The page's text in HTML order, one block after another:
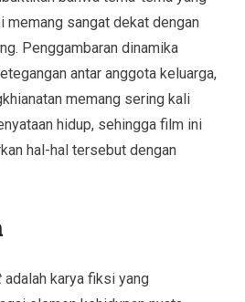
memang sangat dekat dengan
Penggambaran dinamika
antar anggota keluarga,
memang sering kali
hidup, sehingga film ini
hal-hal tersebut dengan
adalah karya fiksi yang